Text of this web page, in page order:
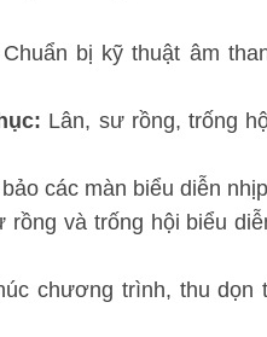
Chuẩn bị kỹ thuật âm
Lân, sư rồng, trống
các màn biểu diễn
rồng và trống hội biểu
chương trình, thu dọn